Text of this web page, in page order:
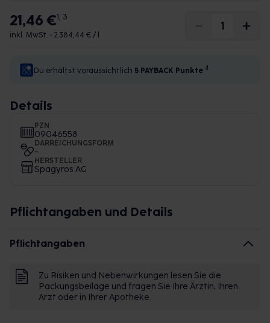
21,46 €1, 3
inkl. MwSt. • 2.384,44 € / l
Du erhältst voraussichtlich 5 PAYBACK Punkte 4
Details
PZN
09046558
DARREICHUNGSFORM
-
HERSTELLER
Spagyros AG
Pflichtangaben und Details
Pflichtangaben
Zu Risiken und Nebenwirkungen lesen Sie die
Packungsbeilage und fragen Sie Ihre Ärztin, Ihren
Arzt oder in Ihrer Apotheke.